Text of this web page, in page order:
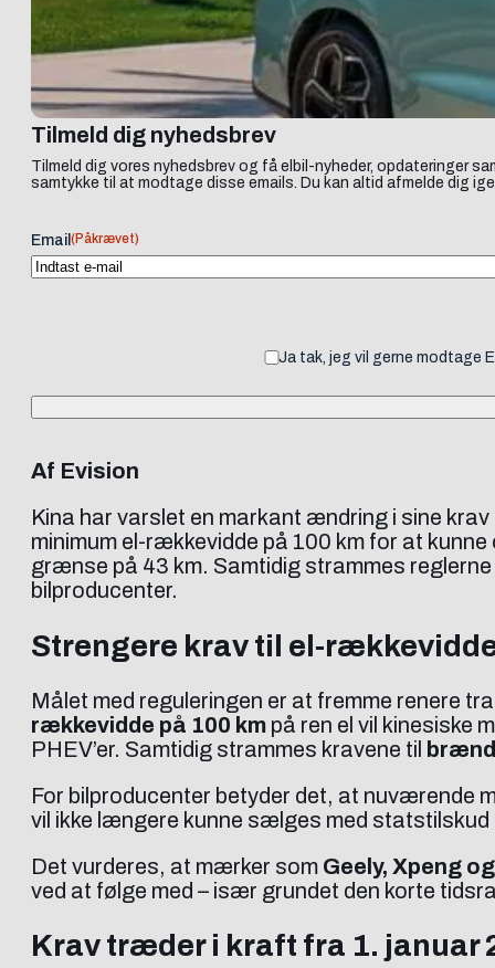
Tilmeld dig nyhedsbrev
Tilmeld dig vores nyhedsbrev og få elbil-nyheder, opdateringer
samtykke til at modtage disse emails. Du kan altid afmelde dig
Email (Påkrævet)
Ja tak, jeg vil gerne modtage
Af Evision
Kina har varslet en markant ændring i sine krav
minimum el-rækkevidde på 100 km for at
grænse på 43 km. Samtidig strammes
bilproducenter.
Strengere krav til el-
Målet med reguleringen er at fremme renere
rækkevidde på 100 km på ren el vil kinesiske
PHEV’er. Samtidig strammes kravene til
For bilproducenter betyder det, at nuværende
vil ikke længere kunne sælges med
Det vurderes, at mærker som Geely, Xpeng
ved at følge med – især grundet den korte
Krav træder i kraft fra 1. januar